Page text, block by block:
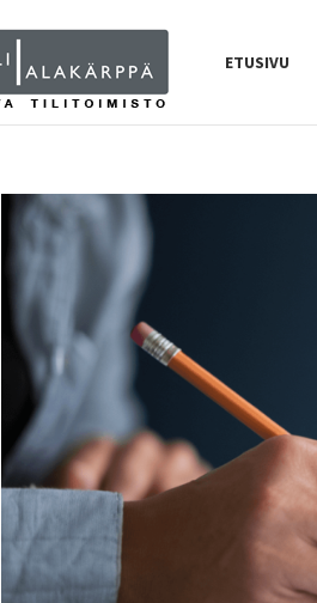
ETUSIVU